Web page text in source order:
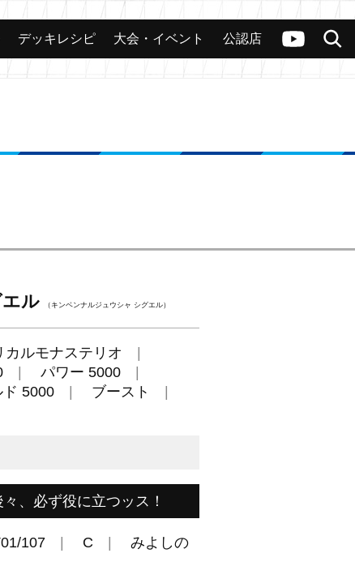
ヴァンガードch
検索
カード 大会 公認店舗 その他
デッキレシピ 大会・イベント 公認店
ル （キンベンナルジュウシャ シグエル）
カルモナステリオ
パワー 5000
ド 5000
ブースト
、必ず役に立つッス！
107 C みよしの